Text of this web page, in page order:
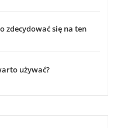
zdecydować się na ten
używać?